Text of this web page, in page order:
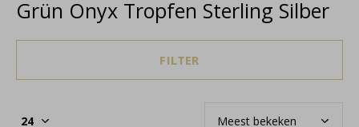
Grün Onyx Tropfen Sterling Silber
FILTER